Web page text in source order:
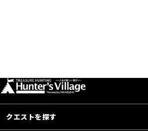
クエストを探す